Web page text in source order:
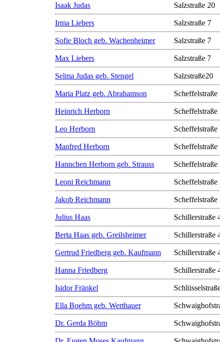
Isaak Judas Salzstraße 20
Irma Liebers Salzstraße 7
Sofie Bloch geb. Wachenheimer Salzstraße 7
Max Liebers Salzstraße 7
Selma Judas geb. Stengel Salzstraße20
Maria Platz geb. Abrahamson Scheffelstraße
Heinrich Herborn Scheffelstraße
Leo Herborn Scheffelstraße
Manfred Herborn Scheffelstraße
Hannchen Herborn geb. Strauss Scheffelstraße
Leoni Reichmann Scheffelstraße
Jakob Reichmann Scheffelstraße
Julius Haas Schillerstraße
Berta Haas geb. Greilsheimer Schillerstraße
Gertrud Friedberg geb. Kaufmann Schillerstraße
Hanna Friedberg Schillerstraße
Isidor Fränkel
Ella Boehm geb. Werthauer
Dr. Gerda Böhm